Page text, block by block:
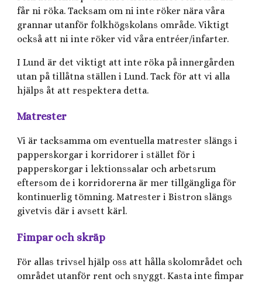
får ni röka. Tacksam om ni inte röker nära våra
grannar utanför folkhögskolans område. Viktigt
också att ni inte röker vid våra entréer/infarter.
I Lund är det viktigt att inte röka på innergården
utan på tillåtna ställen i Lund. Tack för att vi alla
hjälps åt att respektera detta.
Matrester
Vi är tacksamma om eventuella matrester slängs i
papperskorgar i korridorer i stället för i
papperskorgar i lektionssalar och arbetsrum
eftersom de i korridorerna är mer tillgängliga för
kontinuerlig tömning. Matrester i Bistron slängs
givetvis där i avsett kärl.
Fimpar och skräp
För allas trivsel hjälp oss att hålla skolområdet och
området utanför rent och snyggt. Kasta inte fimpar